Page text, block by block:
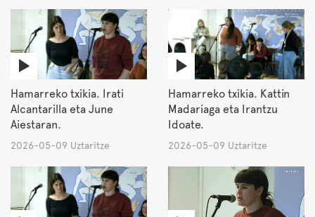
Hamarreko txikia. Irati
Alcantarilla eta June
Aiestaran.
2026-05-09 Uztaritze
Hamarreko txikia. Kattin
Madariaga eta Irantzu
Idoate.
2026-05-09 Uztaritze